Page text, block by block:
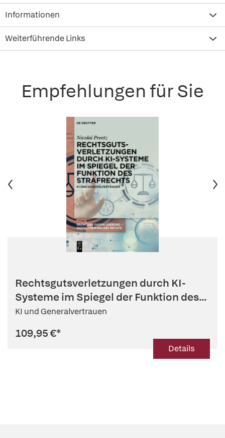
Informationen
Weiterführende Links
Empfehlungen für Sie
Rechtsgutsverletzungen durch KI-
Systeme im Spiegel der Funktion des...
KI und Generalvertrauen
109,95 €*
Details